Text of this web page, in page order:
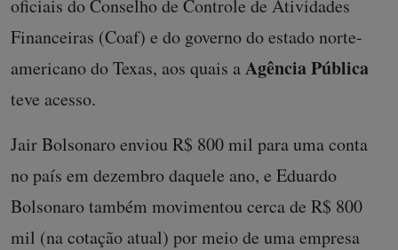
oficiais do Conselho de Controle de Atividades
Financeiras (Coaf) e do governo do estado norte-
americano do Texas, aos quais aAgência Pública
teve acesso.
Jair Bolsonaro enviou R$ 800 mil para uma conta
no país em dezembro daquele ano, e Eduardo
Bolsonaro também movimentou cerca de R$ 800
mil (na cotação atual) por meio de uma empresa